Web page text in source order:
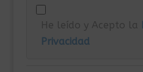
cm
Azul
cantidad
He leído y Acepto la
Privacidad